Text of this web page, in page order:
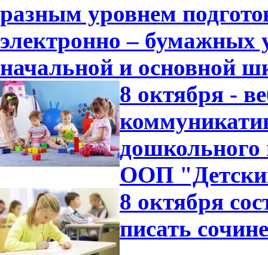
разным уровнем
электронно – бумажных
начальной и основной
8 октября -
дошкольного
ООП
8 октября
писать